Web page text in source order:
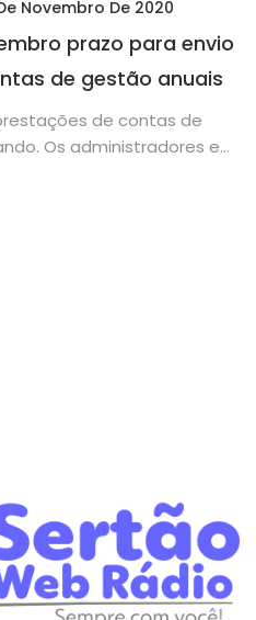
Novembro De 2020
prazo para envio
de gestão anuais
de contas de
Os administradores e